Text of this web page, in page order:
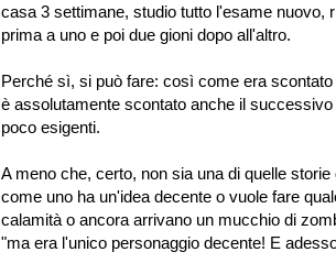
casa 3 settimane, studio tutto l'esame nuovo,
prima a uno e poi due gioni dopo all'altro.
Perché sì, si può fare: così come era
è assolutamente scontato anche il
poco esigenti.
A meno che, certo, non sia una di quelle
come uno ha un'idea decente o vuole fare
calamità o ancora arrivano un mucchio di
"ma era l'unico personaggio decente! E